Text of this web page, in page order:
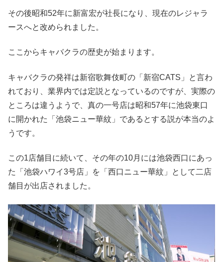
その後昭和52年に新富宏が社長になり、現在のレジャラ
ースへと改められました。
ここからキャバクラの歴史が始まります。
キャバクラの発祥は新宿歌舞伎町の「新宿CATS」と言わ
れており、業界内では定説となっているのですが、実際の
ところは違うようで、真の一号店は昭和57年に池袋東口
に開かれた「池袋ニュー華紋」であるとする説が本当のよ
うです。
この1店舗目に続いて、その年の10月には池袋西口にあっ
た「池袋ハワイ3号店」を「西口ニュー華紋」として二店
舗目が出店されました。